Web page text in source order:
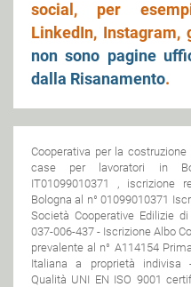
social, per
LinkedIn, Instagram,
non sono pagine
dalla Risanamento.
Cooperativa per la
case per lavoratori in
IT01099010371 , iscrizione
Bologna al n° 01099010371
Società Cooperative Edilizie
037-006-437 - Iscrizione Albo
prevalente al n° A114154
Italiana a proprietà indivisa
Qualità UNI EN ISO 9001